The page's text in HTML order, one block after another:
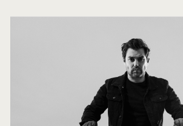
Tag:
<span>Leonard
Cohen</span>